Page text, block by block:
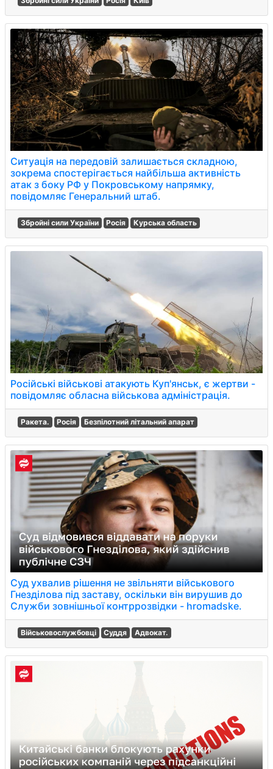
Ситуація на передовій залишається складною,
зокрема спостерігається найбільша активність
атак з боку РФ у Покровському напрямку,
повідомляє Генеральний штаб.
Збройні сили України Росія Курська область
Російські військові атакують Куп'янськ, є жертви -
повідомляє обласна військова адміністрація.
Ракета. Росія Безпілотний літальний апарат
Суд ухвалив рішення не звільняти військового
Гнезділова під заставу, оскільки він вирушив до
Служби зовнішньої контррозвідки - hromadske.
Військовослужбовці Суддя Адвокат.